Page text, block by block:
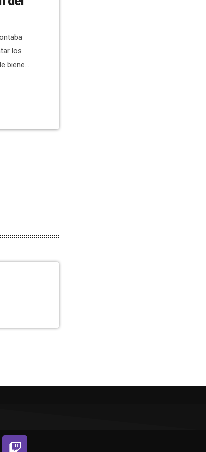
los
bienes
la